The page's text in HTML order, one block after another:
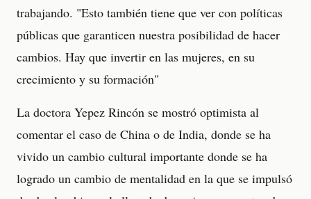
trabajando. "Esto también tiene que ver con políticas
públicas que garanticen nuestra posibilidad de hacer
cambios. Hay que invertir en las mujeres, en su
crecimiento y su formación"
La doctora Yepez Rincón se mostró optimista al
comentar el caso de China o de India, donde se ha
vivido un cambio cultural importante donde se ha
logrado un cambio de mentalidad en la que se impulsó